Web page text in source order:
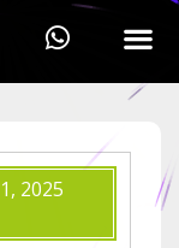
2025